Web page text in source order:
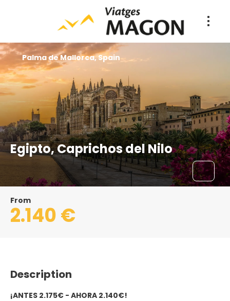
Egipto, Caprichos del Nilo
Palma de Mallorca, Spain
From
2.140 €
Description
¡ANTES 2.175€ - AHORA 2.140€!